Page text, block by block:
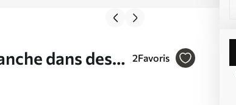
dans des
2Favoris